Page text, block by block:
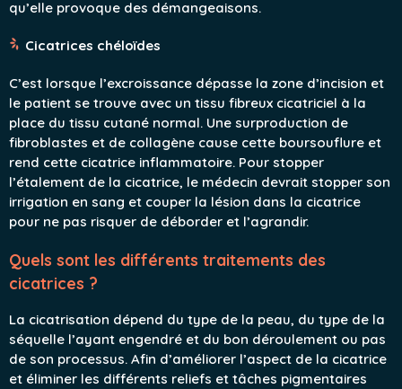
qu’elle provoque des démangeaisons.
Cicatrices chéloïdes
C’est lorsque l’excroissance dépasse la zone d’incision et
le patient se trouve avec un tissu fibreux cicatriciel à la
place du tissu cutané normal. Une surproduction de
fibroblastes et de collagène cause cette boursouflure et
rend cette cicatrice inflammatoire. Pour stopper
l’étalement de la cicatrice, le médecin devrait stopper son
irrigation en sang et couper la lésion dans la cicatrice
pour ne pas risquer de déborder et l’agrandir.
Quels sont les différents traitements des
cicatrices ?
La cicatrisation dépend du type de la peau, du type de la
séquelle l’ayant engendré et du bon déroulement ou pas
de son processus. Afin d’améliorer l’aspect de la cicatrice
et éliminer les différents reliefs et tâches pigmentaires